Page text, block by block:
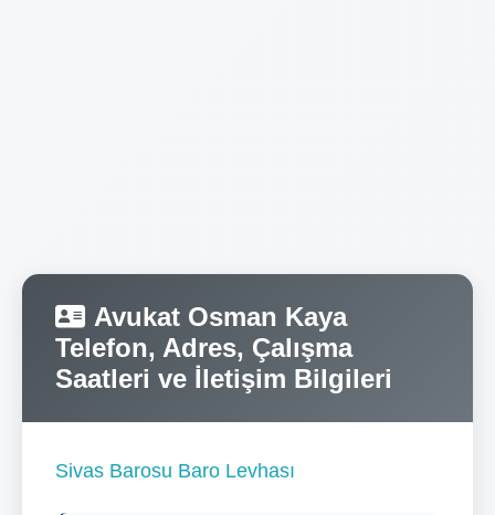
Avukat Osman Kaya
Telefon, Adres, Çalışma
Saatleri ve İletişim Bilgileri
Sivas Barosu Baro Levhası